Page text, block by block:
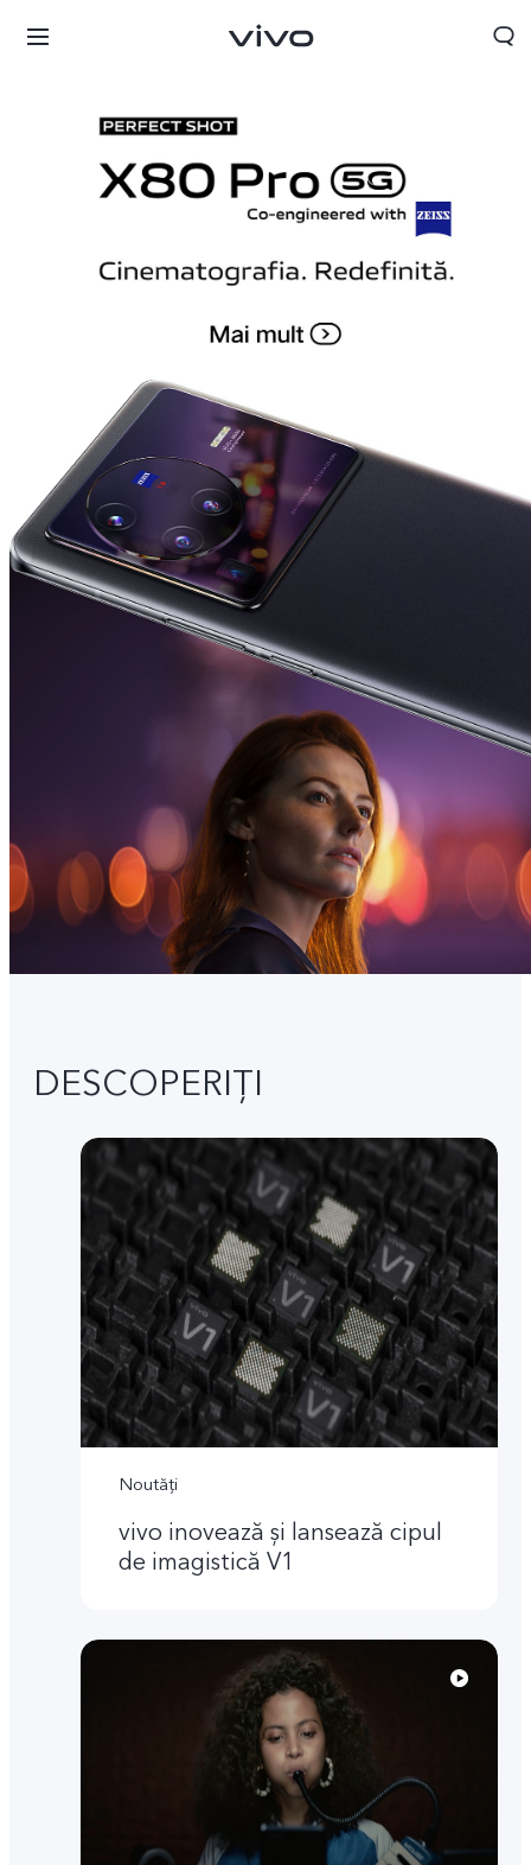
Romania | Selectați țara/regiunea
DESCOPERIȚI
Noutăți
vivo inovează și lansează cipul
de imagistică V1